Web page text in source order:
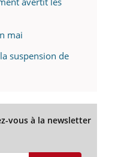
mai
suspension de
vous à la newsletter